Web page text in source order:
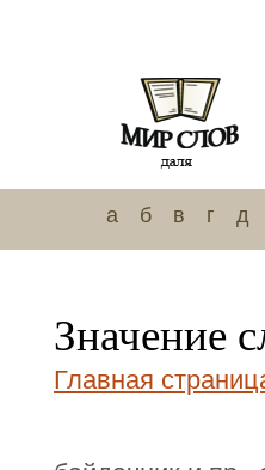
а б в г д
Значение
Главная